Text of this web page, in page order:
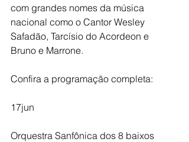
com grandes nomes da música
nacional como o Cantor Wesley
Safadão, Tarcísio do Acordeon e
Bruno e Marrone.
Confira a programação completa:
17jun
Orquestra Sanfônica dos 8 baixos